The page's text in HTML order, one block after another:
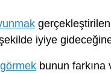
iyiye
bunun farkına